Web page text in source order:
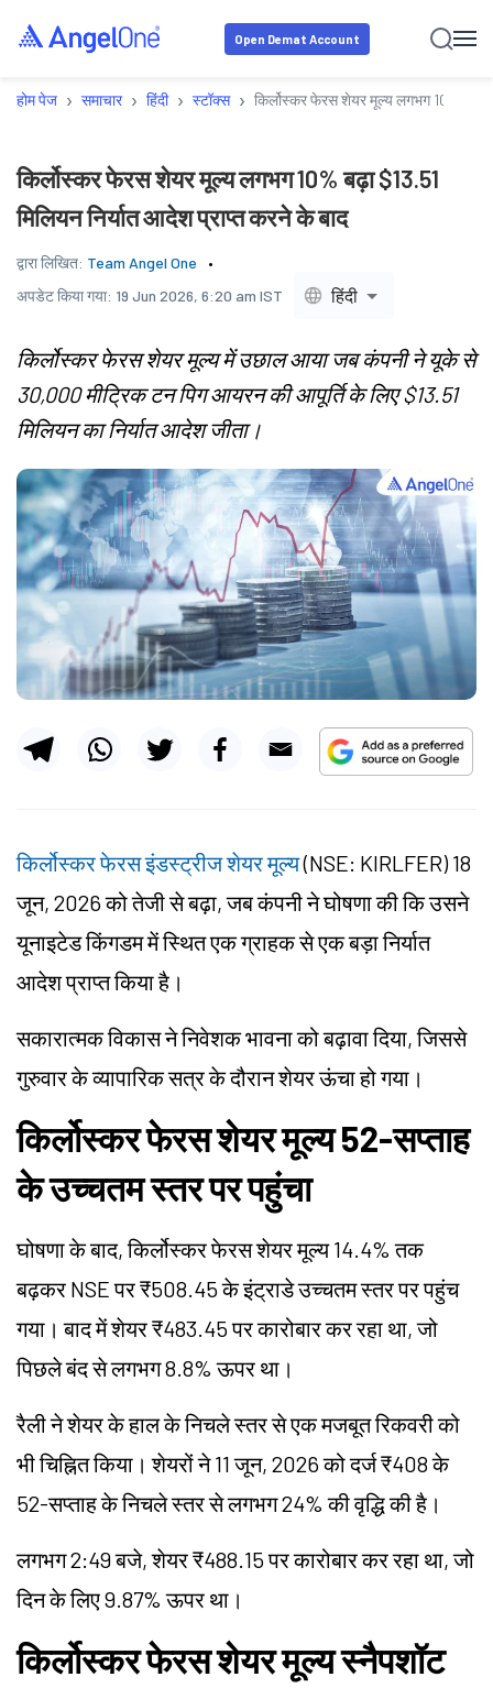
Open Demat Account
होम पेज › समाचार › हिंदी › स्टॉक्स › किर्लोस्कर फेरस शेयर मूल्य लगभग 10% बढ़ा
किर्लोस्कर फेरस शेयर मूल्य लगभग 10% बढ़ा $13.51
मिलियन निर्यात आदेश प्राप्त करने के बाद
द्वारा लिखित: Team Angel One
अपडेट किया गया: 19 Jun 2026, 6:20 am IST हिंदी
किर्लोस्कर फेरस शेयर मूल्य में उछाल आया जब कंपनी ने यूके से
30,000 मीट्रिक टन पिग आयरन की आपूर्ति के लिए $13.51
मिलियन का निर्यात आदेश जीता।
किर्लोस्कर फेरस इंडस्ट्रीज शेयर मूल्य(NSE: KIRLFER) 18
जून, 2026 को तेजी से बढ़ा, जब कंपनी ने घोषणा की कि उसने
यूनाइटेड किंगडम में स्थित एक ग्राहक से एक बड़ा निर्यात
आदेश प्राप्त किया है।
सकारात्मक विकास ने निवेशक भावना को बढ़ावा दिया, जिससे
गुरुवार के व्यापारिक सत्र के दौरान शेयर ऊंचा हो गया।
किर्लोस्कर फेरस शेयर मूल्य 52-सप्ताह
के उच्चतम स्तर पर पहुंचा
घोषणा के बाद, किर्लोस्कर फेरस शेयर मूल्य 14.4% तक
बढ़कर NSE पर ₹508.45 के इंट्राडे उच्चतम स्तर पर पहुंच
गया। बाद में शेयर ₹483.45 पर कारोबार कर रहा था, जो
पिछले बंद से लगभग 8.8% ऊपर था।
रैली ने शेयर के हाल के निचले स्तर से एक मजबूत रिकवरी को
भी चिह्नित किया। शेयरों ने 11 जून, 2026 को दर्ज ₹408 के
52-सप्ताह के निचले स्तर से लगभग 24% की वृद्धि की है।
लगभग 2:49 बजे, शेयर ₹488.15 पर कारोबार कर रहा था, जो
दिन के लिए 9.87% ऊपर था।
किर्लोस्कर फेरस शेयर मूल्य स्नैपशॉट